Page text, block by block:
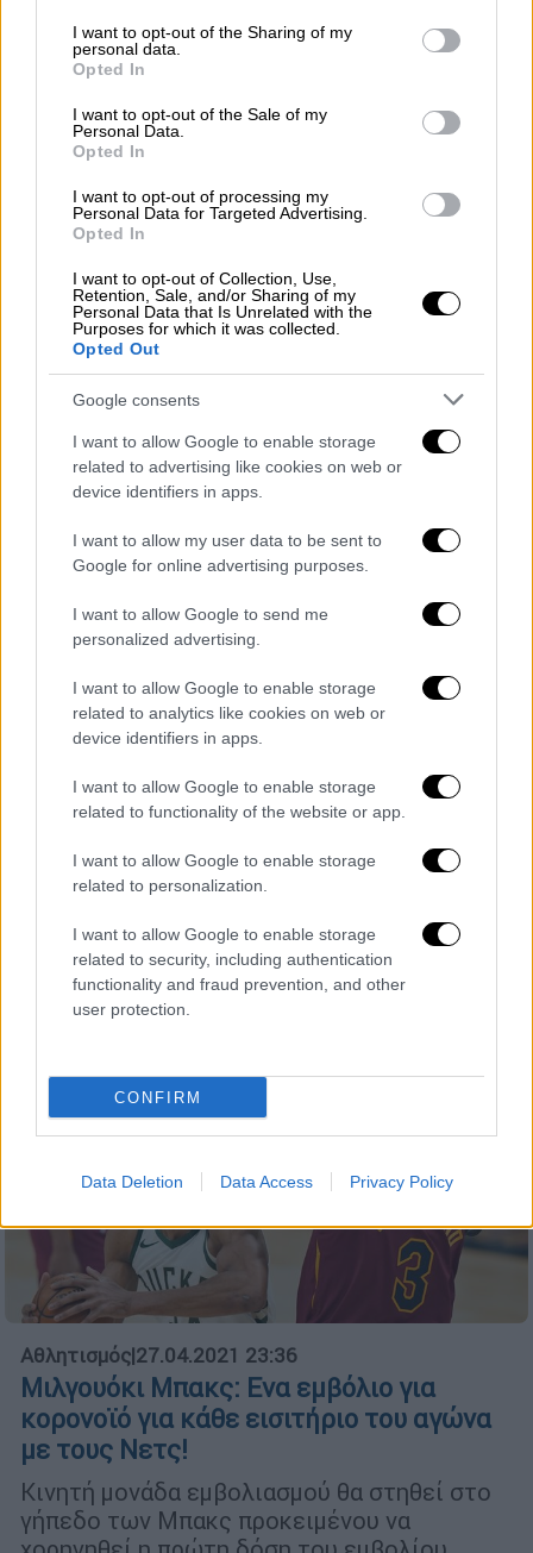
not limited to your visit or usage behaviour. You may click to
grant or deny consent to Google and its third-party tags to
use your data for below specified purposes in below Google
consent section.
I want to opt-out of the Sharing of my
personal data.
Opted In
I want to opt-out of the Sale of my
Personal Data.
Opted In
I want to opt-out of processing my
Personal Data for Targeted Advertising.
Opted In
I want to opt-out of Collection, Use,
Retention, Sale, and/or Sharing of my
Personal Data that Is Unrelated with the
Purposes for which it was collected.
Opted Out
Google consents
I want to allow Google to enable storage
related to advertising like cookies on web or
device identifiers in apps.
I want to allow my user data to be sent to
Google for online advertising purposes.
I want to allow Google to send me
personalized advertising.
I want to allow Google to enable storage
related to analytics like cookies on web or
device identifiers in apps.
I want to allow Google to enable storage
related to functionality of the website or app.
I want to allow Google to enable storage
related to personalization.
I want to allow Google to enable storage
related to security, including authentication
functionality and fraud prevention, and other
user protection.
CONFIRM
Data Deletion Data Access Privacy Policy
NBA: Μυθικός Αντετοκούνμπο οδήγησε
τους Μπακς στους τελικούς της
Ανατολής
Τεράστια νίκη κόντρα στους Νετς με
πρωταγωνιστή τον Έλληνα σταρ και άξιο
συμπαραστάτη τον Κρις Μίντλετον
Αθλητισμός|06.06.2021 08:07
Ήττα για τους Μπακς του
Αντετοκούνμπο: Οι Νετς έκαναν εύκολα
το 1-0 στις νίκες
Τα «Ελάφια» δεν φάνηκαν έτοιμα για τον
πρώτο αγώνα στο Μπρούκλιν
Αθλητισμός|27.04.2021 23:36
Μιλγουόκι Μπακς: Ενα εμβόλιο για
κορονοϊό για κάθε εισιτήριο του αγώνα
με τους Νετς!
Κινητή μονάδα εμβολιασμού θα στηθεί στο
γήπεδο των Μπακς προκειμένου να